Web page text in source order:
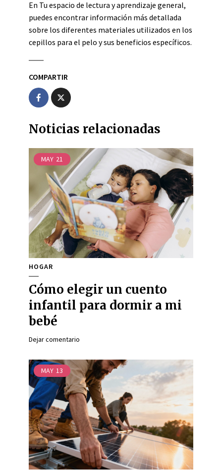
En Tu espacio de lectura y aprendizaje general,
puedes encontrar información más detallada
sobre los diferentes materiales utilizados en los
cepillos para el pelo y sus beneficios específicos.
COMPARTIR
Noticias relacionadas
MAY 21
HOGAR
Cómo elegir un cuento
infantil para dormir a mi
bebé
Dejar comentario
MAY 13